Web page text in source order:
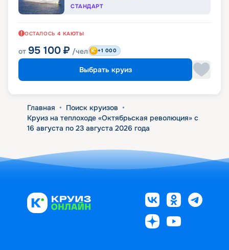
СТАНДАРТ
ОСТАЛОСЬ 4 КАЮТЫ
от 95 100 ₽ /чел +1 000
Выбрать круиз
Главная • Поиск круизов •
Круиз на теплоходе «Октябрьская революция» с
16 августа по 23 августа 2026 года